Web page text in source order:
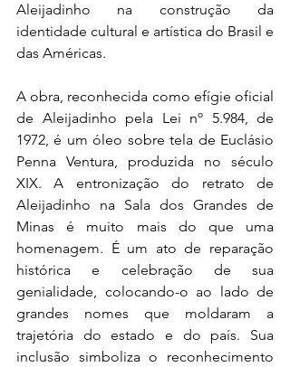
Aleijadinho na construção da
identidade cultural e artística do Brasil e
das Américas.
A obra, reconhecida como efígie oficial
de Aleijadinho pela Lei nº 5.984, de
1972, é um óleo sobre tela de Euclásio
Penna Ventura, produzida no século
XIX. A entronização do retrato de
Aleijadinho na Sala dos Grandes de
Minas é muito mais do que uma
homenagem. É um ato de reparação
histórica e celebração de sua
genialidade, colocando-o ao lado de
grandes nomes que moldaram a
trajetória do estado e do país. Sua
inclusão simboliza o reconhecimento